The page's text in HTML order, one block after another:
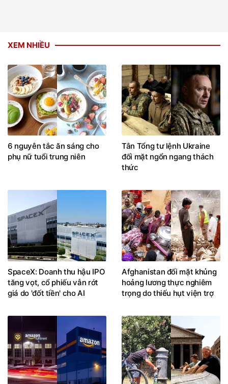
XEM NHIỀU
6 nguyên tắc ăn sáng cho
phụ nữ tuổi trung niên
Tân Tổng tư lệnh Ukraine
đối mặt ngổn ngang thách
thức
SpaceX: Doanh thu hậu IPO
tăng vọt, cổ phiếu vẫn rớt
giá do 'đốt tiền' cho AI
Afghanistan đối mặt khủng
hoảng lương thực nghiêm
trọng do thiếu hụt viện trợ